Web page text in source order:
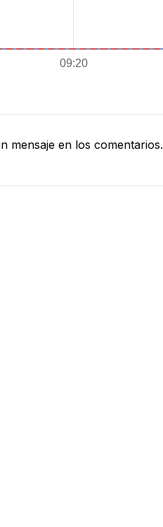
mensaje en los comentarios.